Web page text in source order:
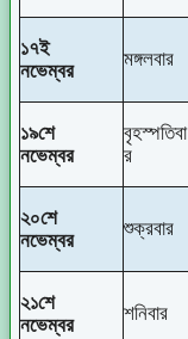
১৭ই
নভেম্বর
মঙ্গলবার
১৯শে
নভেম্বর
বৃহস্পতিবা
র
২০শে
নভেম্বর
শুক্রবার
২১শে
নভেম্বর
শনিবার